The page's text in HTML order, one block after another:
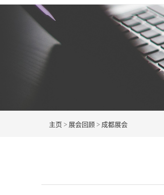
主页 > 展会回顾 > 成都展会